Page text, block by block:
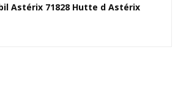
Astérix 71828 Hutte d Astérix